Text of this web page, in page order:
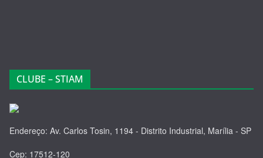
CLUBE – STIAM
Endereço: Av. Carlos Tosin, 1194 - Distrito Industrial, Marília - SP
Cep: 17512-120